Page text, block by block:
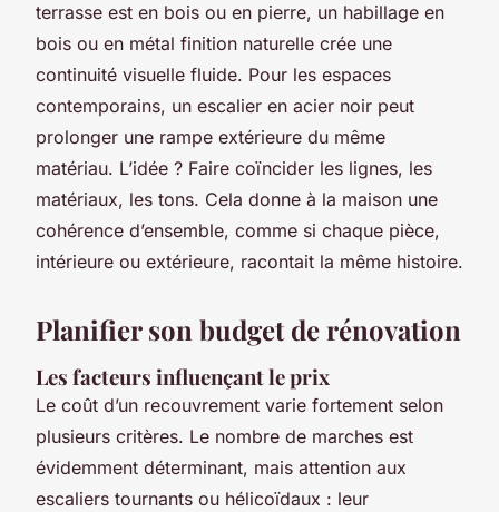
terrasse est en bois ou en pierre, un habillage en
bois ou en métal finition naturelle crée une
continuité visuelle fluide. Pour les espaces
contemporains, un escalier en acier noir peut
prolonger une rampe extérieure du même
matériau. L’idée ? Faire coïncider les lignes, les
matériaux, les tons. Cela donne à la maison une
cohérence d’ensemble, comme si chaque pièce,
intérieure ou extérieure, racontait la même histoire.
Planifier son budget de rénovation
Les facteurs influençant le prix
Le coût d’un recouvrement varie fortement selon
plusieurs critères. Le nombre de marches est
évidemment déterminant, mais attention aux
escaliers tournants ou hélicoïdaux : leur